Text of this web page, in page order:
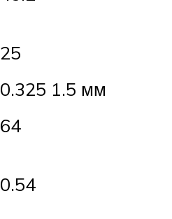
25
0.325 1.5 мм
64
0.54